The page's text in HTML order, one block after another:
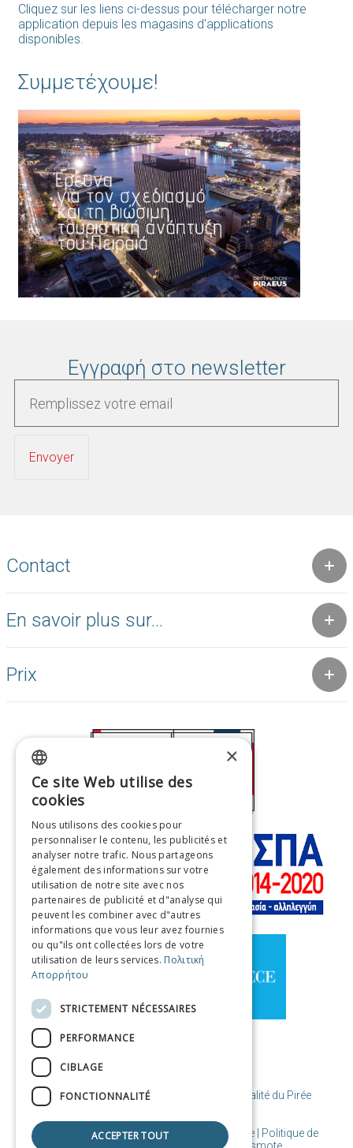
Cliquez sur les liens ci-dessus pour télécharger notre
application depuis les magasins d'applications
disponibles.
Συμμετέχουμε!
Εγγραφή στο newsletter
Contact
En savoir plus sur...
Prix
© Copyright Destination Le Pirée / Municipalité du Pirée
Conditions d'utilisation | Cookies de politique | Politique de
GREEK
FRENCH
ITALIAN
GERMAN
SPANISH
CHINESE (SIMPLIFIED)
CHINESE
×
Ce site Web utilise des
cookies
Nous utilisons des cookies pour
personnaliser le contenu, les publicités et
analyser notre trafic. Nous partageons
également des informations sur votre
utilisation de notre site avec nos
partenaires de publicité et d"analyse qui
peuvent les combiner avec d"autres
informations que vous leur avez fournies
ou qu"ils ont collectées lors de votre
utilisation de leurs services. Πολιτική
Απορρήτου
STRICTEMENT NÉCESSAIRES
PERFORMANCE
CIBLAGE
FONCTIONNALITÉ
ACCEPTER TOUT